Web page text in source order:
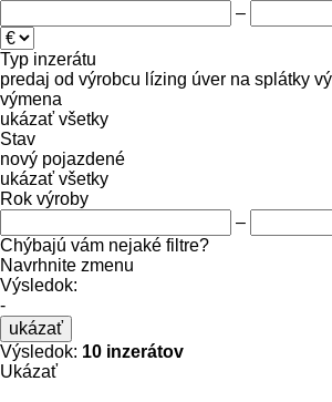
–
Typ inzerátu
predaj od výrobcu lízing úver na splátky
výmena
ukázať všetky
Stav
nový pojazdené
ukázať všetky
Rok výroby
–
Chýbajú vám nejaké filtre?
Navrhnite zmenu
Výsledok:
-
ukázať
Výsledok: 10 inzerátov
Ukázať